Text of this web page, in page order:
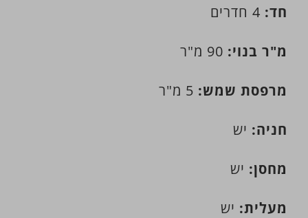
חד:
מ"ר בנוי:
מרפסת שמש:
חניה: יש
מחסן: יש
מעלית: יש